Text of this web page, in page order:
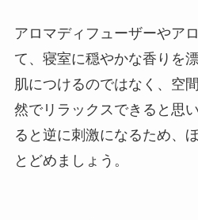
アロマディフューザーやア
て、寝室に穏やかな香りを
肌につけるのではなく、空
然でリラックスできると思
ると逆に刺激になるため、
とどめましょう。